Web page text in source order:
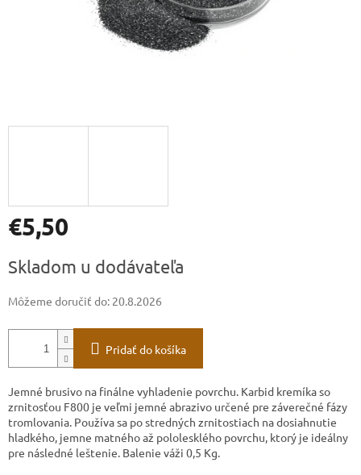
€5,50
cena:
Skladom u dodávateľa
Môžeme doručiť do: 20.8.2026
Pridať do košíka
Jemné brusivo na finálne vyhladenie povrchu. Karbid kremíka so
zrnitosťou F800 je veľmi jemné abrazivo určené pre záverečné fázy
tromlovania. Používa sa po stredných zrnitostiach na dosiahnutie
hladkého, jemne matného až pololesklého povrchu, ktorý je ideálny
pre následné leštenie. Balenie váži 0,5 Kg.